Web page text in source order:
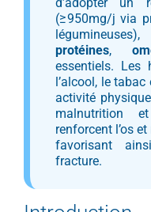
(≥ 950mg/j via
protéines,
essentiels. Les
l’alcool, le
activité
malnutrition
renforcent l’os
favorisant
fracture.